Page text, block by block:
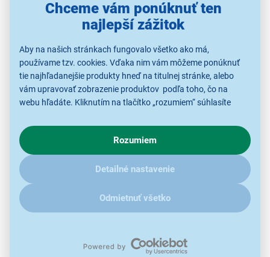
Chceme vám ponúknuť ten
najlepší zážitok
Aby na našich stránkach fungovalo všetko ako má,
používame tzv. cookies. Vďaka nim vám môžeme ponúknuť
tie najhľadanejšie produkty hneď na titulnej stránke, alebo
vám upravovať zobrazenie produktov podľa toho, čo na
webu hľadáte. Kliknutím na tlačítko „rozumiem“ súhlasíte
o chovaní na webe pre zobrazovaní cielených reklám.
V prípade že vás zaujímajú detaily, ako u nás s cookies a
ďalšími údaji pracujeme, kliknitesem.
Rozumiem
Detailné nastavenie
Odmietnuť všetko
šírkou len 49,5 cmšikovne zapadne aj do kuchyne
menších rozmerov. Napriek malým rozmerom ponúka v
celku slušný chladiaci priestor s objemom 122 l a 53 l
mraziaceho priestoru.
Odolné sklenené police